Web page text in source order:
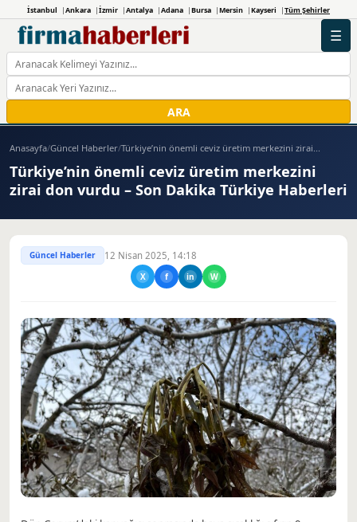
İstanbul Ankara İzmir Antalya Adana Bursa Mersin Kayseri Tüm Şehirler
ARA
☰
Anasayfa/Güncel Haberler/Türkiye’nin önemli ceviz üretim merkezini zirai...
Türkiye’nin önemli ceviz üretim merkezini
zirai don vurdu – Son Dakika Türkiye Haberleri
Güncel Haberler 12 Nisan 2025, 14:18
X f in W